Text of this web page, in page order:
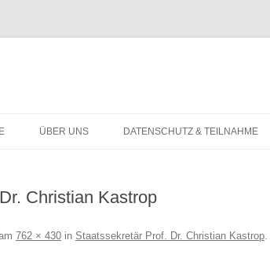
Inhalt
ÜBER UNS DATENSCHUTZ & TEILNAHME
Christian Kastrop
762 × 430 in Staatssekretär Prof. Dr. Christian Kastrop.